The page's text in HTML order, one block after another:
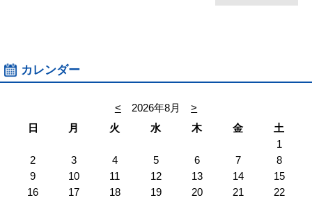
カレンダー
< 2026年8月
>
日
月 火 水 木 金
土
1
2
3 4 5 6 7
8
9
10 11 12 13 14
15
16
17 18 19 20 21
22